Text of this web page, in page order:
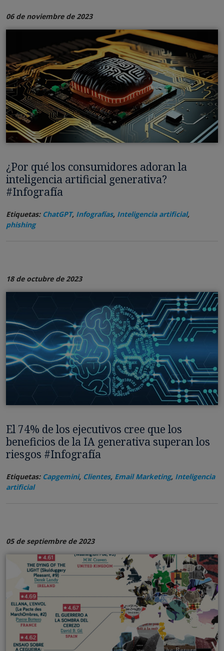
06 de noviembre de 2023
¿Por qué los consumidores adoran la
inteligencia artificial generativa?
#Infografía
Etiquetas: ChatGPT, Infografías, Inteligencia artificial,
phishing
18 de octubre de 2023
El 74% de los ejecutivos cree que los
beneficios de la IA generativa superan los
riesgos #Infografía
Etiquetas: Capgemini, Clientes, Email Marketing, Inteligencia
artificial
05 de septiembre de 2023